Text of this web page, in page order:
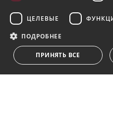
Получайте обновления о
и образе жизни в Марбелье
Я принимаюполитика
ЦЕЛЕВЫЕ
ПОДРОБНЕЕ
ПРИНЯТЬ ВСЕ